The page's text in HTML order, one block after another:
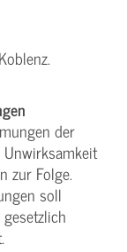
der
zur Folge.
soll